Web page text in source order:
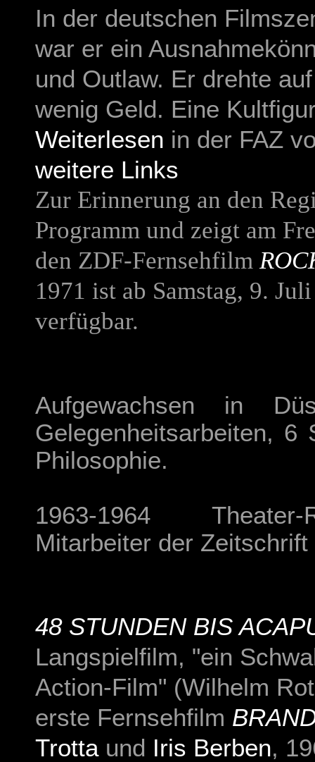
In der deutschen
war er ein
und Outlaw. Er drehte
wenig Geld. Eine
Weiterlesen in der FAZ
weitere Links
Zur Erinnerung an den
Programm und zeigt am
den ZDF-Fernsehfilm
1971 ist ab Samstag, 9.
verfügbar.
Aufgewachsen in
Gelegenheitsarbeiten, 6
Philosophie.
1963-1964 Theater-
Mitarbeiter der Zeitschrift
48 STUNDEN BIS
Langspielfilm, "ein
Action-Film" (Wilhelm
erste Fernsehfilm
Trottaund Iris Berben,